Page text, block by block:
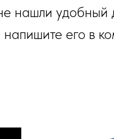
нашли удобный
напишите его в